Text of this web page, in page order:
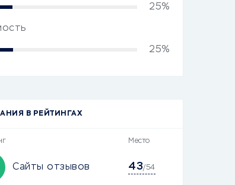
25%
25%
В РЕЙТИНГАХ
Место
Сайты отзывов 43/54